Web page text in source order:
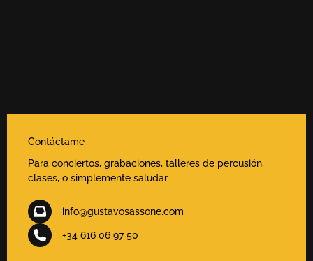
Contáctame
Para conciertos, grabaciones, talleres de percusión,
clases, o simplemente saludar
info@gustavosassone.com
+34 616 06 97 50